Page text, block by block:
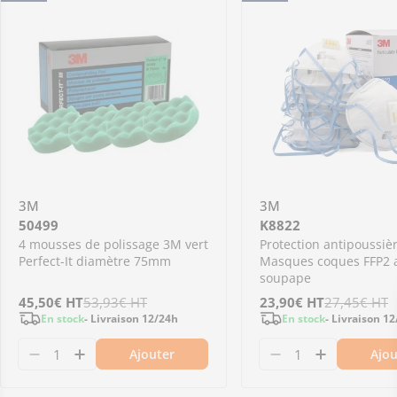
3M
50499
4 mousses de polissage 3M vert
Perfect-It diamètre 75mm
Prix
vente
45,50€ HT
Prix
53,93€HT
En stock- Livraison 12/24h
Diminuer la quantité pour 50499 - 4
Augmenter la quantité pour 50499 - 4
Ajouter
3M
K8822
Protection
Masques coques FFP2
soupape
Prix
vente
23,90€ HT
Prix
27,45€HT
En stock- Livraison 12/
Diminuer la